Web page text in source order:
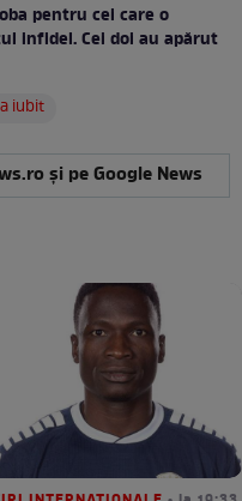
pentru cei care o
infidel. Cei doi au apărut
iubit
și pe Google News